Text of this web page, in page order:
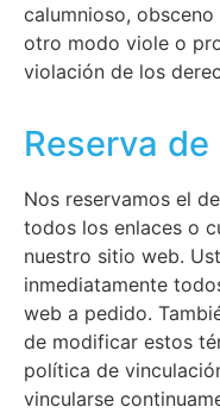
calumnioso,
otro modo viole o
violación de los
Reserva
Nos reservamos el
todos los enlaces o
nuestro sitio web.
inmediatamente
web a pedido.
de modificar estos
política de
vincularse